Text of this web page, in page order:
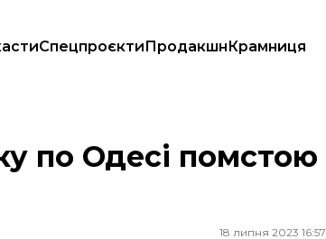
СпецпроєктиПродакшнКрамниця
по Одесі помстою
18 липня 2023 16:57